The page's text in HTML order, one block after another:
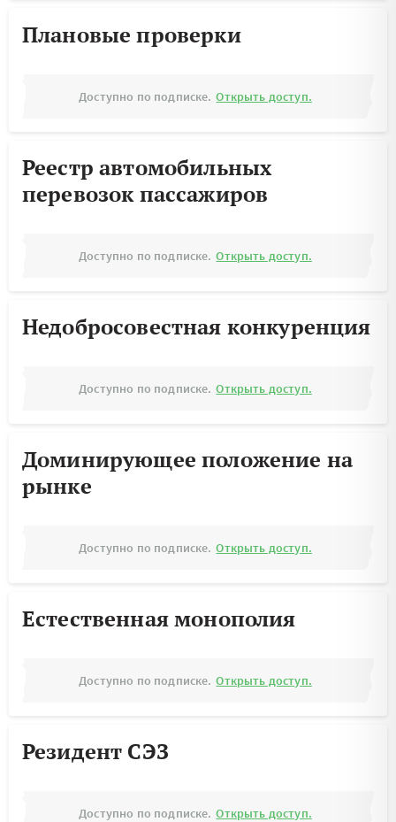
Плановые проверки
Доступно по подписке. Открыть доступ.
Реестр автомобильных
перевозок пассажиров
Доступно по подписке. Открыть доступ.
Недобросовестная конкуренция
Доступно по подписке. Открыть доступ.
Доминирующее положение на
рынке
Доступно по подписке. Открыть доступ.
Естественная монополия
Доступно по подписке. Открыть доступ.
Резидент СЭЗ
Доступно по подписке. Открыть доступ.